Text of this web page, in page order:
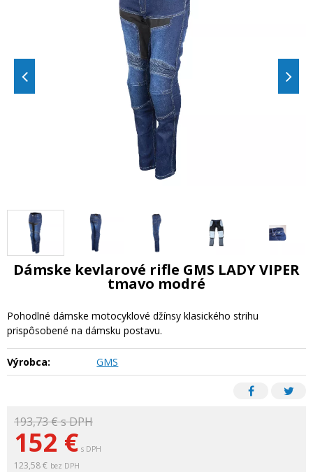
193,73 €s DPH
152 € s DPH
123,58 € bez DPH
Dámske kevlarové rifle GMS LADY VIPER
tmavo modré
Pohodlné dámske motocyklové džínsy klasického strihu
prispôsobené na dámsku postavu.
Výrobca: GMS